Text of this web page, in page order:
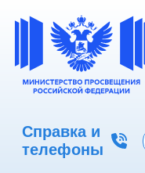
Справка и
телефоны